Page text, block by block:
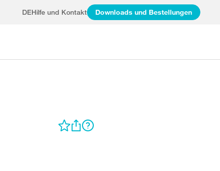
DEHilfe und Kontakt Downloads und Bestellungen